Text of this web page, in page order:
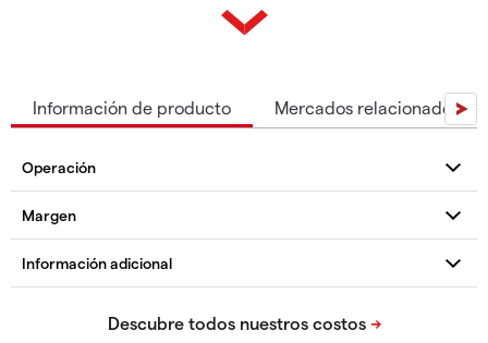
Información de producto Mercados relacionados